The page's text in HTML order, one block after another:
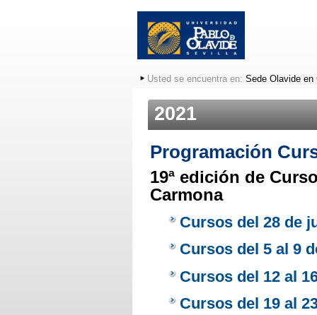
Usted se encuentra en: Sede Olavide en
2021
Programación
19ª edición de
Carmona
Cursos del 28 de
Cursos del 5 al 9
Cursos del 12 al
Cursos del 19 al